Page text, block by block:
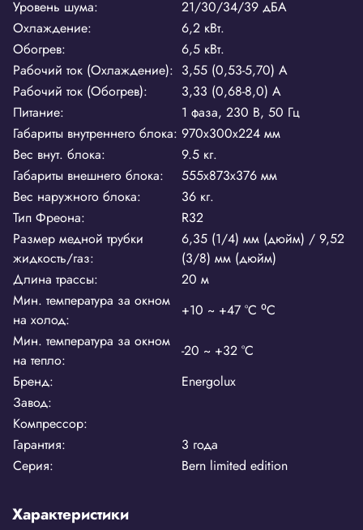
Уровень шума:
21/30/34/39 дБА
Охлаждение:
6,2 кВт.
Обогрев:
6,5 кВт.
Рабочий ток (Охлаждение): 3,55 (0,53-5,70) A
Рабочий ток (Обогрев):
3,33 (0,68-8,0) А
Питание:
1 фаза, 230 В, 50 Гц
Габариты внутреннего блока: 970x300x224 мм
Вес внут. блока:
9.5 кг.
Габариты внешнего блока:
555x873x376 мм
Вес наружного блока:
36 кг.
Тип Фреона:
R32
Размер медной трубки
жидкость/газ:
6,35 (1/4) мм (дюйм) / 9,52
(3/8) мм (дюйм)
Длина трассы:
20 м
Мин. температура за окном
на холод:
+10 ~ +47 °С ⁰С
Мин. температура за окном
на тепло:
-20 ~ +32 °С
Бренд:
Energolux
Завод:
Компрессор:
Гарантия:
3 года
Серия:
Bern limited edition
Характеристики